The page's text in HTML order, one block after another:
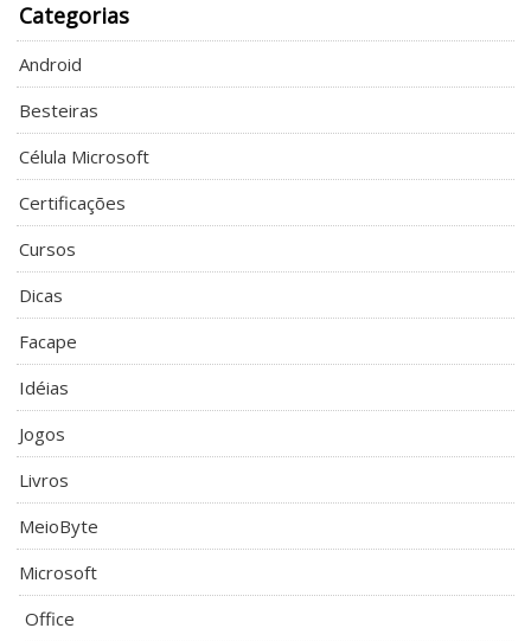
Categorias
Android
Besteiras
Célula Microsoft
Certificações
Cursos
Dicas
Facape
Idéias
Jogos
Livros
MeioByte
Microsoft
Office